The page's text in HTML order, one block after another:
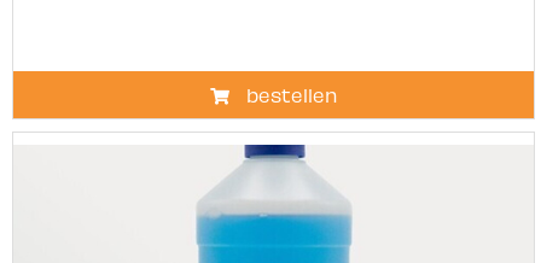
bestellen